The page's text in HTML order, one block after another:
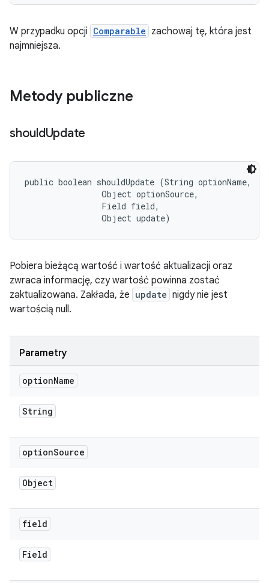
W przypadku opcji Comparable zachowaj tę, która jest
najmniejsza.
Metody publiczne
shouldUpdate
public boolean shouldUpdate (String optionName,
                Object optionSource,
                Field field,
                Object update)
Pobiera bieżącą wartość i wartość aktualizacji oraz
zwraca informację, czy wartość powinna zostać
zaktualizowana. Zakłada, że update nigdy nie jest
wartością null.
Parametry
optionName
String
optionSource
Object
field
Field